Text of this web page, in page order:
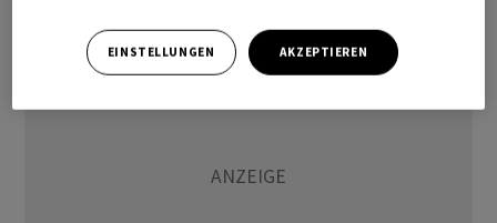
EINSTELLUNGEN AKZEPTIEREN